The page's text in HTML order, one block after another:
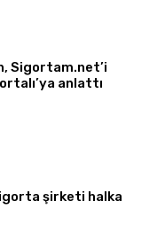
Sigortam.net’i
anlattı
şirketi halka